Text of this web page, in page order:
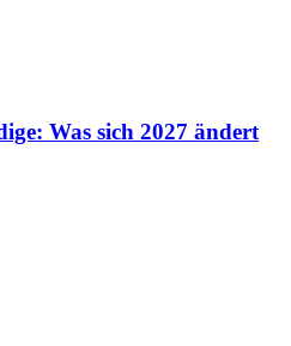
Was sich 2027 ändert